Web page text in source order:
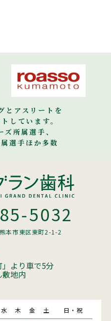
とアスリートを
しています。
ズ所属選手、
選手ほか多数
5032
本市東区東町2-1-2
より車で5分
地内
水 木 金 土
日・祝